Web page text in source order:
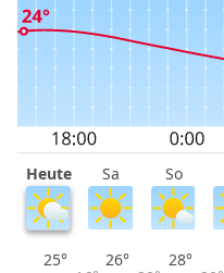
Heute Sa So
25°
26°
28°